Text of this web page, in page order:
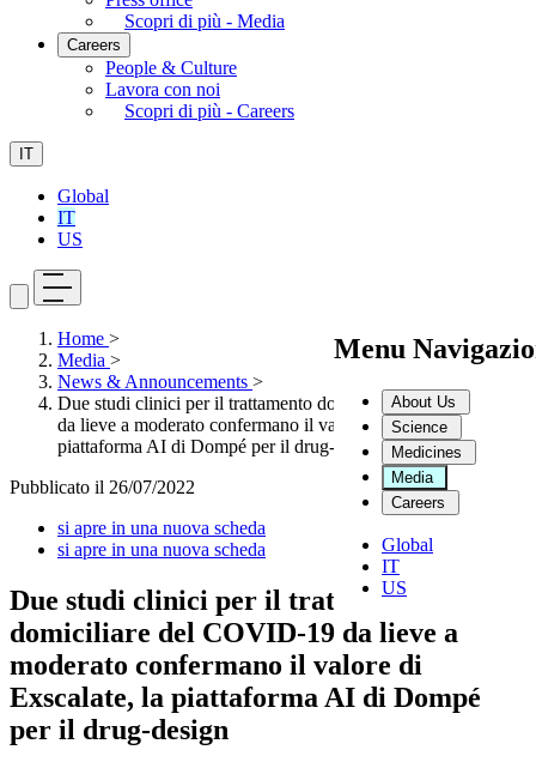
Scopri di più - Media
Careers
People & Culture
Lavora con noi
Scopri di più - Careers
IT
Global
IT
US
Menu
About Us
Science
Medicines
Media
Careers
Global
IT
US
Home >
Media >
News & Announcements >
Due studi clinici per il trattamento domiciliare del COVID-19
da lieve a moderato confermano il valore di Exscalate, la
piattaforma AI di Dompé per il drug-design
Pubblicato il 26/07/2022
si apre in una nuova scheda
si apre in una nuova scheda
Due studi clinici per il trattamento
domiciliare del COVID-19 da lieve a
moderato confermano il valore di
Exscalate, la piattaforma AI di Dompé
per il drug-design